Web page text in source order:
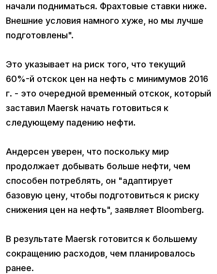
начали подниматься. Фрахтовые ставки ниже.
Внешние условия намного хуже, но мы лучше
подготовлены".
Это указывает на риск того, что текущий
60%-й отскок цен на нефть с минимумов 2016
г. - это очередной временный отскок, который
заставил Maersk начать готовиться к
следующему падению нефти.
Андерсен уверен, что поскольку мир
продолжает добывать больше нефти, чем
способен потреблять, он "адаптирует
базовую цену, чтобы подготовиться к риску
снижения цен на нефть", заявляет Bloomberg.
В результате Maersk готовится к большему
сокращению расходов, чем планировалось
ранее.